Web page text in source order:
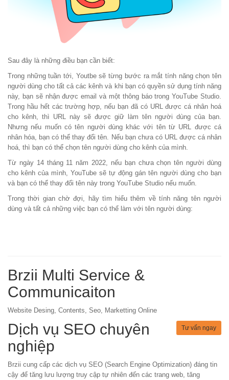
Sau đây là những điều bạn cần biết:
Trong những tuần tới, Youtbe sẽ từng bước ra mắt tính năng chọn tên
người dùng cho tất cả các kênh và khi bạn có quyền sử dụng tính năng
này, bạn sẽ nhận được email và một thông báo trong YouTube Studio.
Trong hầu hết các trường hợp, nếu bạn đã có URL được cá nhân hoá
cho kênh, thì URL này sẽ được giữ làm tên người dùng của bạn.
Nhưng nếu muốn có tên người dùng khác với tên từ URL được cá
nhân hóa, bạn có thể thay đổi tên. Nếu bạn chưa có URL được cá nhân
hoá, thì bạn có thể chọn tên người dùng cho kênh của mình.
Từ ngày 14 tháng 11 năm 2022, nếu bạn chưa chọn tên người dùng
cho kênh của mình, YouTube sẽ tự động gán tên người dùng cho bạn
và bạn có thể thay đổi tên này trong YouTube Studio nếu muốn.
Trong thời gian chờ đợi, hãy tìm hiểu thêm về tính năng tên người
dùng và tất cả những việc bạn có thể làm với tên người dùng:
Brzii Multi Service &
Communicaiton
Website Desing, Contents, Seo, Marketting Online
Tư vấn ngay
Dịch vụ SEO chuyên
nghiệp
Brzii cung cấp các dịch vụ SEO (Search Engine Optimization) đáng tin
cậy để tăng lưu lượng truy cập tự nhiên đến các trang web, tăng